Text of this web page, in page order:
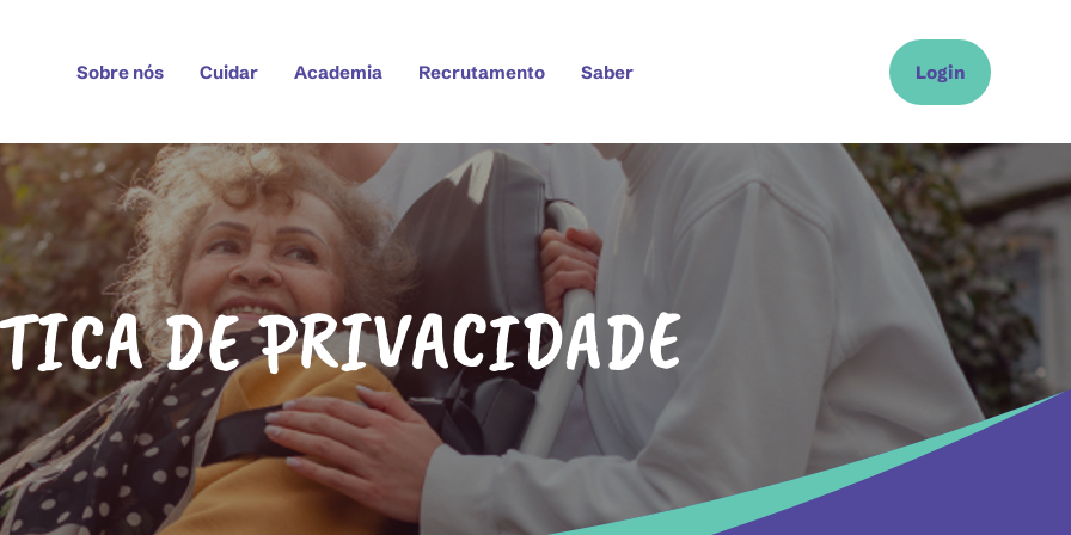
Sobre nós Cuidar Academia Recrutamento Saber Login
DE PRIVACIDADE